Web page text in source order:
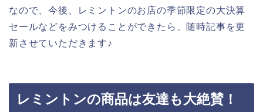
なので、今後、レミントンのお店の季節限定の大決算
セールなどをみつけることができたら、随時記事を更
新させていただきます♪
レミントンの商品は友達も大絶賛！